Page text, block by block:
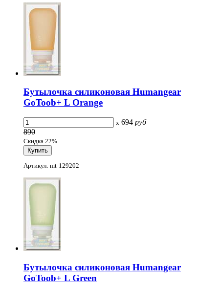
Бутылочка силиконовая Humangear
GoToob+ L Orange
x 694 руб
890
Скидка 22%
Артикул: mt-129202
Бутылочка силиконовая Humangear
GoToob+ L Green